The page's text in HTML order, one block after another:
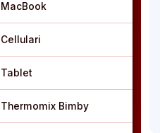
MacBook
Cellulari
Tablet
Thermomix Bimby